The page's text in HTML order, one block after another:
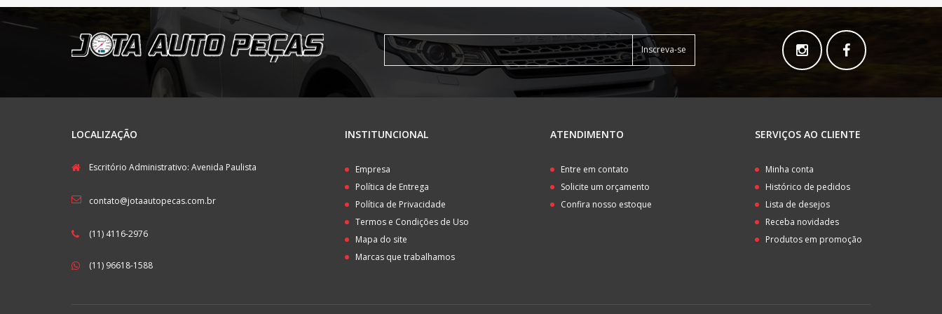
Inscreva-se
LOCALIZAÇÃO
Escritório Administrativo: Avenida Paulista
contato@jotaautopecas.com.br
(11) 4116-2976
(11) 96618-1588
INSTITUNCIONAL
Empresa
Política de Entrega
Política de Privacidade
Termos e Condições de Uso
Mapa do site
Marcas que trabalhamos
ATENDIMENTO
Entre em contato
Solicite um orçamento
Confira nosso estoque
SERVIÇOS AO CLIENTE
Minha conta
Histórico de pedidos
Lista de desejos
Receba novidades
Produtos em promoção